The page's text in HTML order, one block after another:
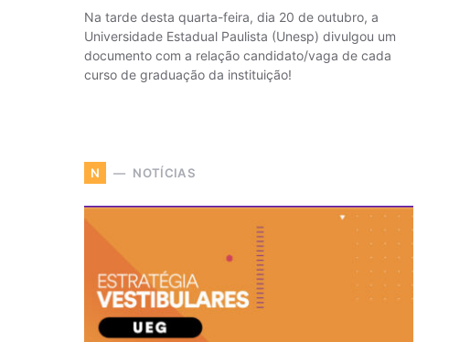
Na tarde desta quarta-feira, dia 20 de outubro, a
Universidade Estadual Paulista (Unesp) divulgou um
documento com a relação candidato/vaga de cada
curso de graduação da instituição!
N NOTÍCIAS